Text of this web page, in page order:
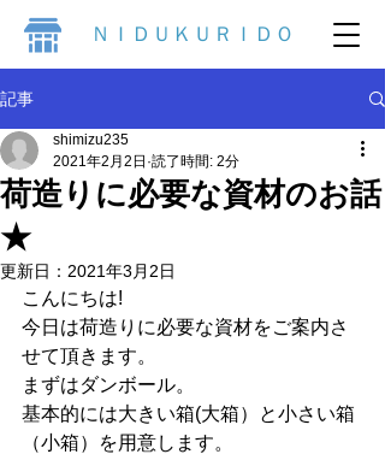
ＮＩＤＵＫＵＲＩＤＯ
記事
荷造りに必要な資材のお話
★
shimizu235
2021年2月2日 読了時間: 2分
更新日： 2021年3月2日
こんにちは!
今日は荷造りに必要な資材をご案内さ
せて頂きます。
まずはダンボール。
基本的には大きい箱(大箱）と小さい箱
（小箱）を用意します。